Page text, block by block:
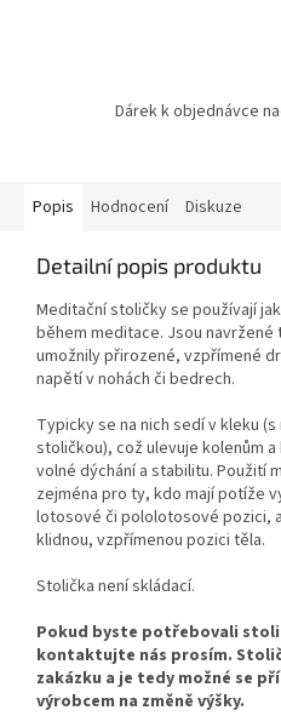
Dárek k objednávce
Popis Hodnocení Diskuze
Detailní popis produktu
Meditační stoličky se používají
během meditace. Jsou
umožnily přirozené, vzpřímené
napětí v nohách či bedrech.
Typicky se na nich sedí v kleku
stoličkou), což ulevuje kolenům
volné dýchání a stabilitu. Použití
zejména pro ty, kdo mají potíže
lotosové či pololotosové pozici,
klidnou, vzpřímenou pozici těla.
Stolička není skládací.
Pokud byste potřebovali
kontaktujte nás prosím.
zakázku a je tedy možné se
výrobcem na změně výšky.